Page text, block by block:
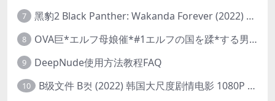
7 黑豹2 Black Panther: Wakanda Forever (2022) 高清版
8 OVA巨*エルフ母娘催*#1エルフの国を蹂*する男。汚された女王と姫
9 DeepNude使用方法教程FAQ
10 B级文件 B컷 (2022) 韩国大尺度剧情电影 1080P 中字